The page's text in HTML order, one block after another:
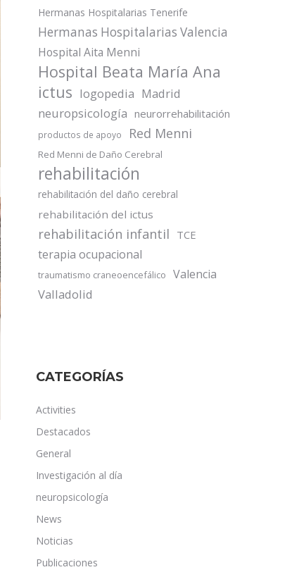
Hermanas Hospitalarias Tenerife
Hermanas Hospitalarias Valencia
Hospital Aita Menni
Hospital Beata María Ana
ictus logopedia Madrid
neuropsicología neurorrehabilitación
productos de apoyo Red Menni
Red Menni de Daño Cerebral
rehabilitación
rehabilitación del daño cerebral
rehabilitación del ictus
rehabilitación infantil TCE
terapia ocupacional
traumatismo craneoencefálico Valencia
Valladolid
CATEGORÍAS
Activities
Destacados
General
Investigación al día
neuropsicología
News
Noticias
Publicaciones